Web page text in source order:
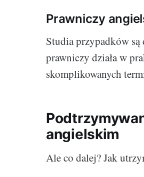
Prawniczy
Studia przypadków są
prawniczy działa w
skomplikowanych
angielskim
Ale co dalej? Jak